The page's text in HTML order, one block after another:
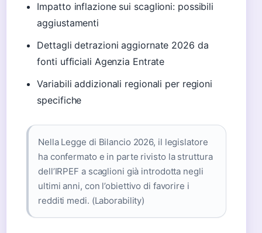
Impatto inflazione sui scaglioni: possibili
aggiustamenti
Dettagli detrazioni aggiornate 2026 da
fonti ufficiali Agenzia Entrate
Variabili addizionali regionali per regioni
specifiche
Nella Legge di Bilancio 2026, il legislatore
ha confermato e in parte rivisto la struttura
dell’IRPEF a scaglioni già introdotta negli
ultimi anni, con l’obiettivo di favorire i
redditi medi. (Laborability)